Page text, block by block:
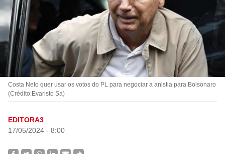
Costa Neto quer usar os votos do PL para negociar a anistia para Bolsonaro
(Crédito:Evaristo Sa)
EDITORA3
17/05/2024 - 8:00